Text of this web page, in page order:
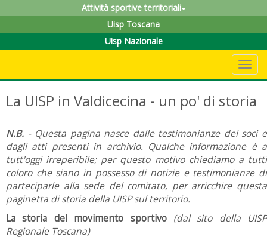
Attività sportive territoriali
Uisp Toscana
Uisp Nazionale
La UISP in Valdicecina - un po' di storia
N.B. - Questa pagina nasce dalle testimonianze dei soci e
dagli atti presenti in archivio. Qualche informazione è a
tutt'oggi irreperibile; per questo motivo chiediamo a tutti
coloro che siano in possesso di notizie e testimonianze di
parteciparle alla sede del comitato, per arricchire questa
paginetta di storia della UISP sul territorio.
La storia del movimento sportivo (dal sito della UISP
Regionale Toscana)